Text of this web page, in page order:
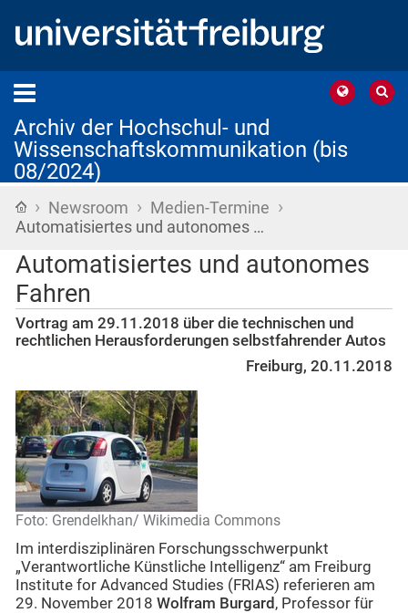
Archiv der Hochschul- und
Wissenschaftskommunikation (bis
08/2024)
Startseite
› Newsroom › Medien-Termine ›
Automatisiertes und autonomes …
Automatisiertes und autonomes
Fahren
Vortrag am 29.11.2018 über die technischen und
rechtlichen Herausforderungen selbstfahrender Autos
Freiburg, 20.11.2018
Foto: Grendelkhan/ Wikimedia Commons
Im interdisziplinären Forschungsschwerpunkt
„Verantwortliche Künstliche Intelligenz“ am Freiburg
Institute for Advanced Studies (FRIAS) referieren am
29. November 2018 Wolfram Burgard , Professor für